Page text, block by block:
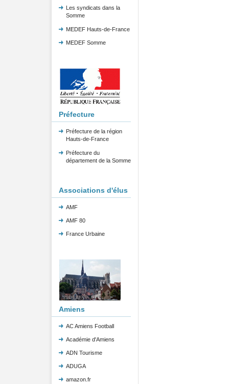
Les syndicats dans la
Somme
MEDEF Hauts-de-France
MEDEF Somme
Préfecture
Préfecture de la région
Hauts-de-France
Préfecture du
département de la Somme
Associations d'élus
AMF
AMF 80
France Urbaine
Amiens
AC Amiens Football
Académie d'Amiens
ADN Tourisme
ADUGA
amazon.fr